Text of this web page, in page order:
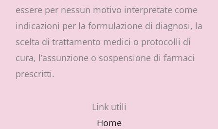
essere per nessun motivo interpretate come
indicazioni per la formulazione di diagnosi, la
scelta di trattamento medici o protocolli di
cura, l’assunzione o sospensione di farmaci
prescritti.
Link utili
Home